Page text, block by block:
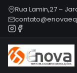
Rua Lamin,27 –